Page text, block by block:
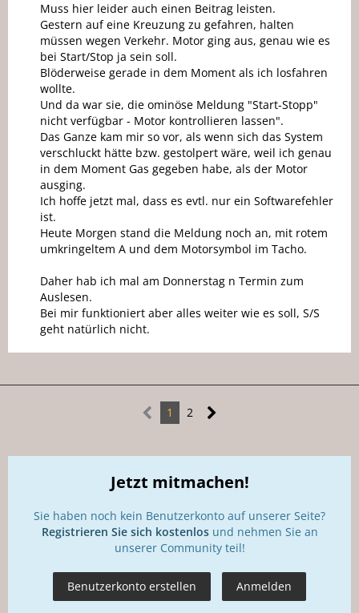
Muss hier leider auch einen Beitrag leisten.
Gestern auf eine Kreuzung zu gefahren, halten
müssen wegen Verkehr. Motor ging aus, genau wie es
bei Start/Stop ja sein soll.
Blöderweise gerade in dem Moment als ich losfahren
wollte.
Und da war sie, die ominöse Meldung "Start-Stopp"
nicht verfügbar - Motor kontrollieren lassen".
Das Ganze kam mir so vor, als wenn sich das System
verschluckt hätte bzw. gestolpert wäre, weil ich genau
in dem Moment Gas gegeben habe, als der Motor
ausging.
Ich hoffe jetzt mal, dass es evtl. nur ein Softwarefehler
ist.
Heute Morgen stand die Meldung noch an, mit rotem
umkringeltem A und dem Motorsymbol im Tacho.
Daher hab ich mal am Donnerstag n Termin zum
Auslesen.
Bei mir funktioniert aber alles weiter wie es soll, S/S
geht natürlich nicht.
1 2
Jetzt mitmachen!
Sie haben noch kein Benutzerkonto auf unserer Seite?
Registrieren Sie sich kostenlosund nehmen Sie an
unserer Community teil!
Benutzerkonto erstellen Anmelden